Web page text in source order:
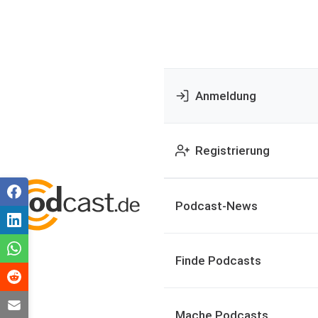
Anmeldung
Registrierung
Podcast-News
Finde Podcasts
Mache Podcasts